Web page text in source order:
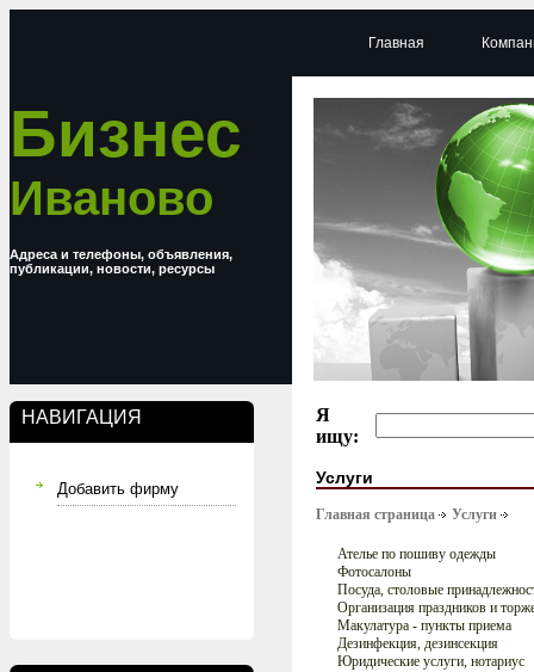
Бизнес
Иваново
Адреса и телефоны, объявления,
публикации, новости, ресурсы
НАВИГАЦИЯ
Добавить фирму
Главная
Я
ищу:
Услуги
Главная страница Услуги
Ателье по пошиву одежды
Фотосалоны
Посуда, столовые
Организация праздников и
Макулатура - пункты приема
Дезинфекция, дезинсекция
Юридические услуги, нотариус